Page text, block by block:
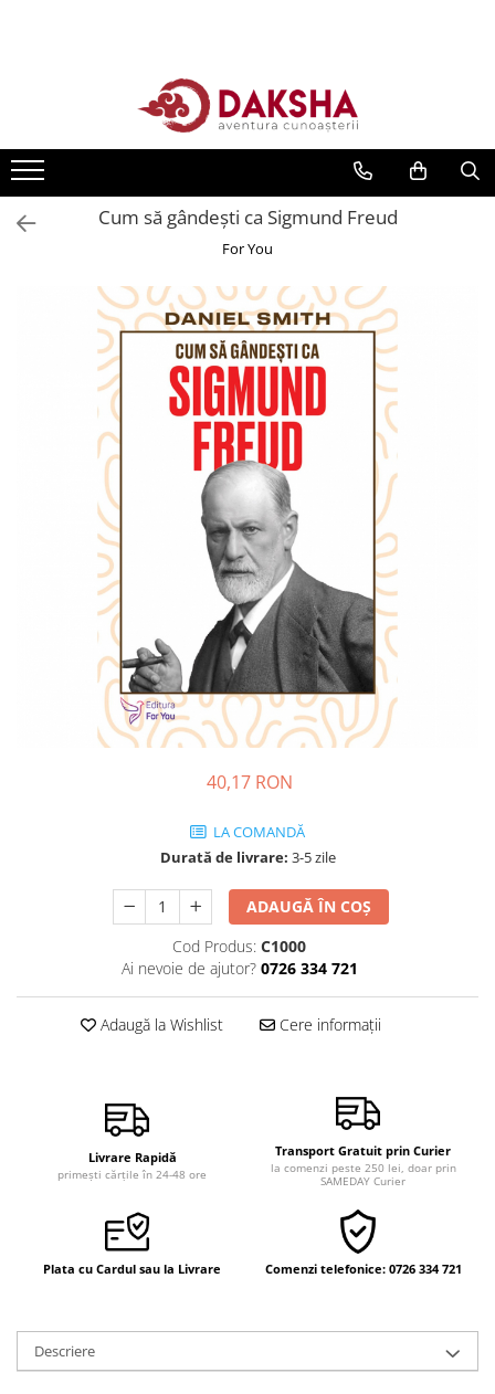
Seria Radu Cinamar
Seria Anton Parks
Seria David Icke
Spiritualitate
Extratereștrii
Transformare spirituală
Dezvoltare personală
Seria Montauk
Seria Chico Xavier
Seria Helena Blavatsky
Sexualitate
Lumea îngerilor
Seria Masaru Emoto
Vindecare spirituală
Cum să gândești ca Sigmund Freud
For You
40,17 RON
LA COMANDĂ
Durată de livrare: 3-5 zile
ADAUGĂ ÎN COȘ
Cod Produs: C1000
Ai nevoie de ajutor? 0726 334 721
Adaugă la Wishlist Cere informații
Livrare Rapidă
primești cărțile în 24-48 ore
Transport Gratuit prin Curier
la comenzi peste 250 lei, doar prin
SAMEDAY Curier
Plata cu Cardul sau la Livrare Comenzi telefonice: 0726 334 721
Descriere